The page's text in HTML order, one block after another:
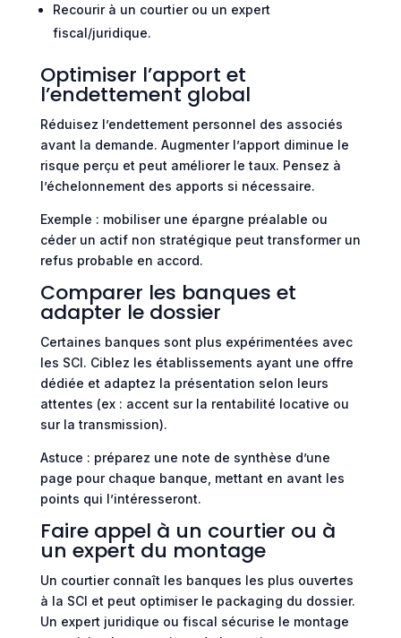
Recourir à un courtier ou un expert
fiscal/juridique.
Optimiser l’apport et
l’endettement global
Réduisez l’endettement personnel des associés
avant la demande. Augmenter l’apport diminue le
risque perçu et peut améliorer le taux. Pensez à
l’échelonnement des apports si nécessaire.
Exemple : mobiliser une épargne préalable ou
céder un actif non stratégique peut transformer un
refus probable en accord.
Comparer les banques et
adapter le dossier
Certaines banques sont plus expérimentées avec
les SCI. Ciblez les établissements ayant une offre
dédiée et adaptez la présentation selon leurs
attentes (ex : accent sur la rentabilité locative ou
sur la transmission).
Astuce : préparez une note de synthèse d’une
page pour chaque banque, mettant en avant les
points qui l’intéresseront.
Faire appel à un courtier ou à
un expert du montage
Un courtier connaît les banques les plus ouvertes
à la SCI et peut optimiser le packaging du dossier.
Un expert juridique ou fiscal sécurise le montage